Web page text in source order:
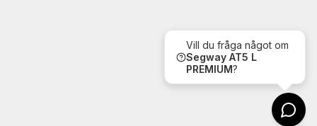
Vill du fråga något om
Segway AT5 L
PREMIUM?